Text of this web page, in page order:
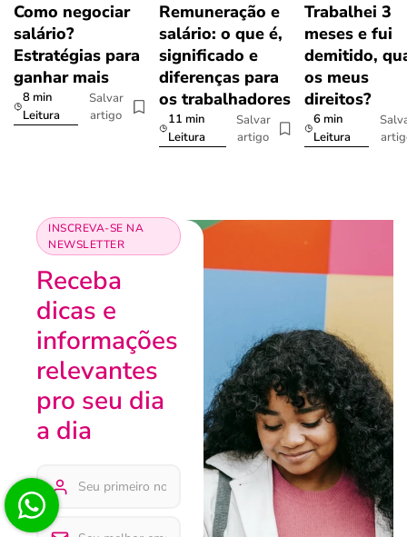
Como negociar
salário?
Estratégias para
ganhar mais
8 min
Leitura
Salvar
artigo
Remuneração e
salário: o que é,
significado e
diferenças para
os trabalhadores
11 min
Leitura
Salvar
artigo
Trabalhei 3
meses e fui
demitido,
os meus
direitos?
6 min
Leitura
INSCREVA-SE NA
NEWSLETTER
Receba
dicas e
informações
relevantes
pro seu dia
a dia